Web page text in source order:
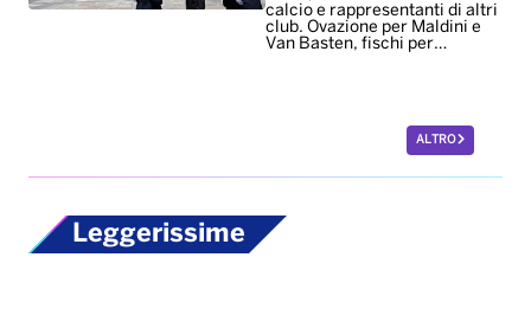
calcio e rappresentanti di altri
club. Ovazione per Maldini e
Van Basten, fischi per…
ALTRO
Leggerissime